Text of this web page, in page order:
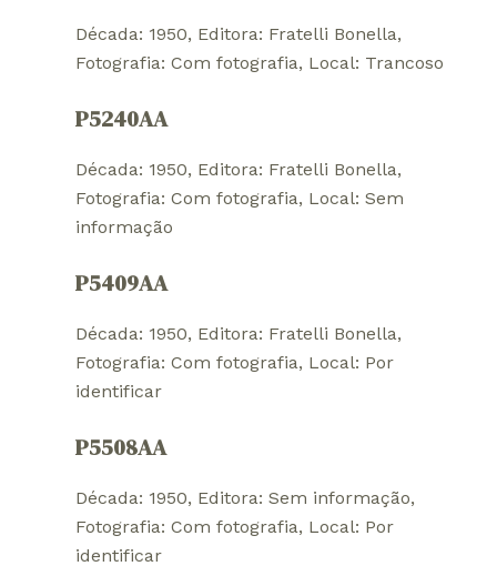
Década: 1950, Editora: Fratelli Bonella
Fotografia: Com fotografia, Local: Trancoso
P5240AA
Década: 1950, Editora: Fratelli Bonella
Fotografia: Com fotografia, Local: Sem
informação
P5409AA
Década: 1950, Editora: Fratelli Bonella
Fotografia: Com fotografia, Local: Por
identificar
P5508AA
Década: 1950, Editora: Sem informação
Fotografia: Com fotografia, Local: Por
identificar